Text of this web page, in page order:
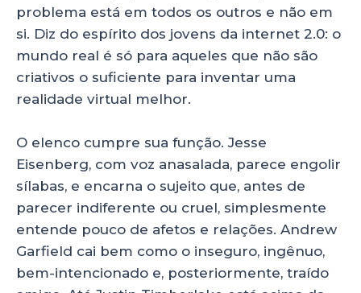
problema está em todos os outros e não em
si. Diz do espírito dos jovens da internet 2.0: o
mundo real é só para aqueles que não são
criativos o suficiente para inventar uma
realidade virtual melhor.
O elenco cumpre sua função. Jesse
Eisenberg, com voz anasalada, parece engolir
sílabas, e encarna o sujeito que, antes de
parecer indiferente ou cruel, simplesmente
entende pouco de afetos e relações. Andrew
Garfield cai bem como o inseguro, ingênuo,
bem-intencionado e, posteriormente, traído